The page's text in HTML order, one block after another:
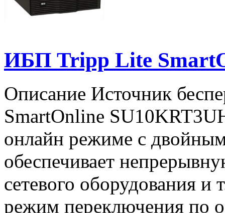
ИБП Tripp Lite
Описание Источник
SmartOnline
онлайн режиме с
обеспечивает
сетевого оборудования
режим переключения по